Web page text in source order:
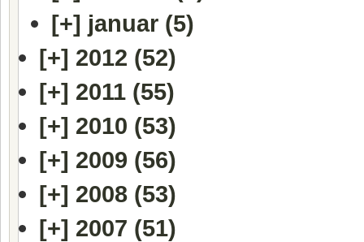
[+] januar (5)
[+] 2012 (52)
[+] 2011 (55)
[+] 2010 (53)
[+] 2009 (56)
[+] 2008 (53)
[+] 2007 (51)